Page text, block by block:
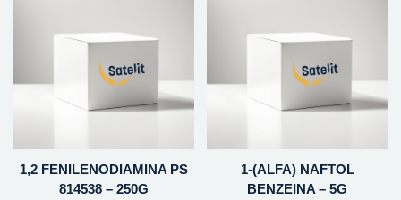
1,2 FENILENODIAMINA PS
814538 – 250G
1-(ALFA) NAFTOL
BENZEINA – 5G